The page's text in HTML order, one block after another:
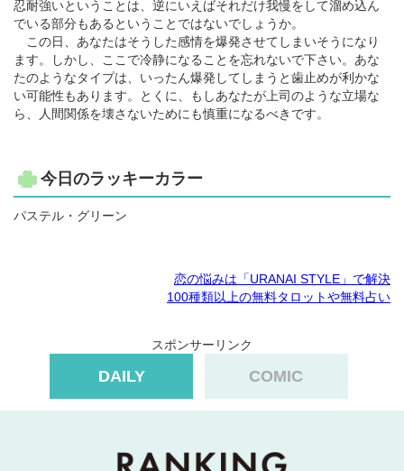
忍耐強いということは、逆にいえばそれだけ我慢をして溜め込ん
でいる部分もあるということではないでしょうか。
この日、あなたはそうした感情を爆発させてしまいそうになり
ます。しかし、ここで冷静になることを忘れないで下さい。あな
たのようなタイプは、いったん爆発してしまうと歯止めが利かな
い可能性もあります。とくに、もしあなたが上司のような立場な
ら、人間関係を壊さないためにも慎重になるべきです。
今日のラッキーカラー
パステル・グリーン
恋の悩みは「URANAI STYLE」で解決
100種類以上の無料タロットや無料占い
スポンサーリンク
DAILY COMIC